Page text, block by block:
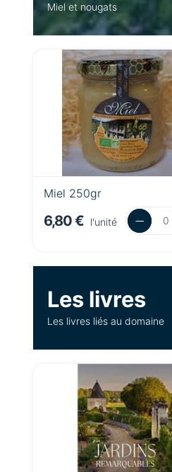
Miel et nougats
Miel 250gr
6,80 € l'unité
Les livres
Les livres liés au domaine